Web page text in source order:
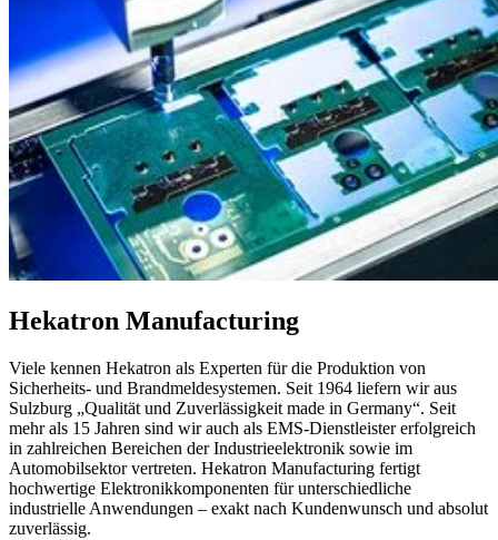
Hekatron Manufacturing
Viele kennen Hekatron als Experten für die Produktion von
Sicherheits- und Brandmeldesystemen. Seit 1964 liefern wir aus
Sulzburg „Qualität und Zuverlässigkeit made in Germany“. Seit
mehr als 15 Jahren sind wir auch als EMS-Dienstleister erfolgreich
in zahlreichen Bereichen der Industrieelektronik sowie im
Automobilsektor vertreten. Hekatron Manufacturing fertigt
hochwertige Elektronikkomponenten für unterschiedliche
industrielle Anwendungen – exakt nach Kundenwunsch und absolut
zuverlässig.